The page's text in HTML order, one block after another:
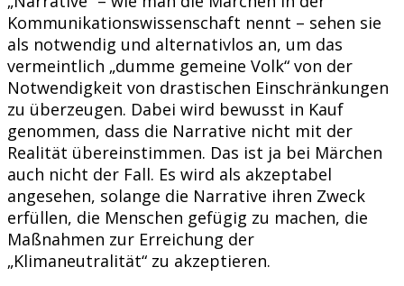
Kommunikationswissenschaft nennt – sehen sie
als notwendig und alternativlos an, um das
vermeintlich „dumme gemeine Volk“ von der
Notwendigkeit von drastischen Einschränkungen
zu überzeugen. Dabei wird bewusst in Kauf
genommen, dass die Narrative nicht mit der
Realität übereinstimmen. Das ist ja bei Märchen
auch nicht der Fall. Es wird als akzeptabel
angesehen, solange die Narrative ihren Zweck
erfüllen, die Menschen gefügig zu machen, die
Maßnahmen zur Erreichung der
„Klimaneutralität“ zu akzeptieren.